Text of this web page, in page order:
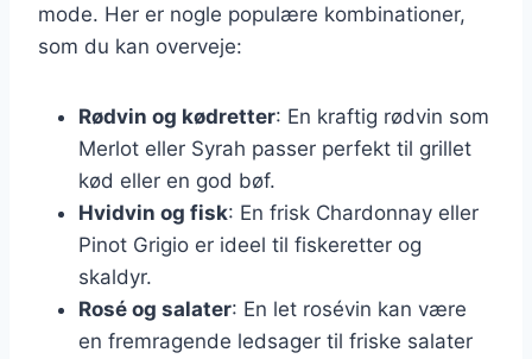
mode. Her er nogle populære kombinationer,
som du kan overveje:
Rødvin og kødretter: En kraftig rødvin som
Merlot eller Syrah passer perfekt til grillet
kød eller en god bøf.
Hvidvin og fisk: En frisk Chardonnay eller
Pinot Grigio er ideel til fiskeretter og
skaldyr.
Rosé og salater: En let rosévin kan være
en fremragende ledsager til friske salater